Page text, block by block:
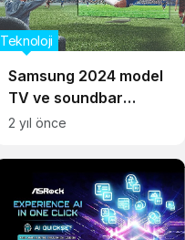
Samsung 2024 model
TV ve soundbar
serilerini tanıttı
Teknoloji
2 yıl önce